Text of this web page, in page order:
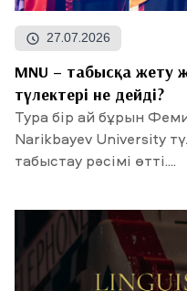
27.07.2026
MNU – табысқа
түлектері не дейді?
Тура бір ай бұрын
Narikbayev University
табыстау рәсімі өтті....